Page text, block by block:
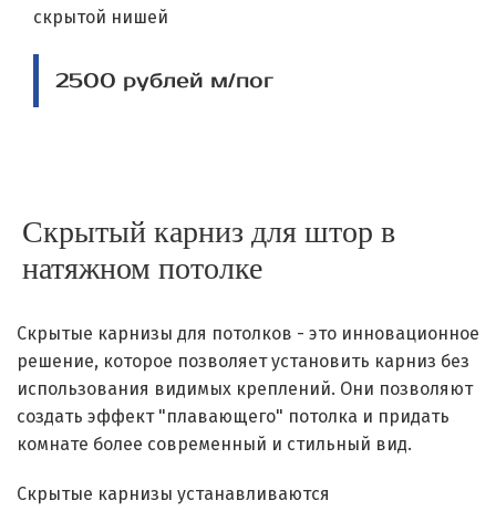
скрытой нишей
2500 рублей м/пог
Скрытый карниз для штор в
натяжном потолке
Скрытые карнизы для потолков - это инновационное
решение, которое позволяет установить карниз без
использования видимых креплений. Они позволяют
создать эффект "плавающего" потолка и придать
комнате более современный и стильный вид.
Скрытые карнизы устанавливаются